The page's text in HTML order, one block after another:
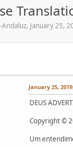
January 25,
January 25,
DEUS
Copyright ©
Um